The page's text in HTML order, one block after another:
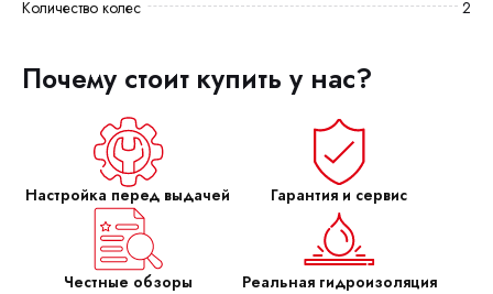
Количество колес 2
Почему стоит купить у нас?
Настройка перед выдачей Гарантия и сервис
Честные обзоры Реальная гидроизоляция